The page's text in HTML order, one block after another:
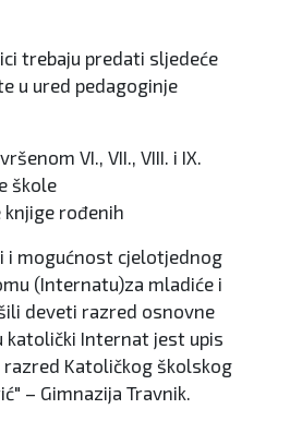
trebaju predati sljedeće
u ured pedagoginje
VI., VII., VIII. i IX.
škole
rođenih
i mogućnost cjelotjednog
(Internatu)za mladiće i
deveti razred osnovne
katolički Internat jest upis
razred Katoličkog školskog
– Gimnazija Travnik.